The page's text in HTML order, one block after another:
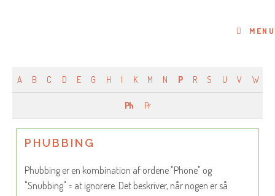
MENU
A B C D E G H I K M N P R S U V W
Ph Pr
PHUBBING
Phubbing er en kombination af ordene "Phone" og
"Snubbing" = at ignorere. Det beskriver, når nogen er så